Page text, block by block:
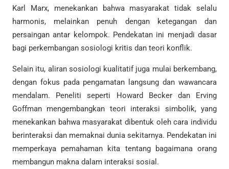
Karl Marx, menekankan bahwa masyarakat tidak selalu
harmonis, melainkan penuh dengan ketegangan dan
persaingan antar kelompok. Pendekatan ini menjadi dasar
bagi perkembangan sosiologi kritis dan teori konflik.
Selain itu, aliran sosiologi kualitatif juga mulai berkembang,
dengan fokus pada pengamatan langsung dan wawancara
mendalam. Peneliti seperti Howard Becker dan Erving
Goffman mengembangkan teori interaksi simbolik, yang
menekankan bahwa masyarakat dibentuk oleh cara individu
berinteraksi dan memaknai dunia sekitarnya. Pendekatan ini
memperkaya pemahaman kita tentang bagaimana orang
membangun makna dalam interaksi sosial.